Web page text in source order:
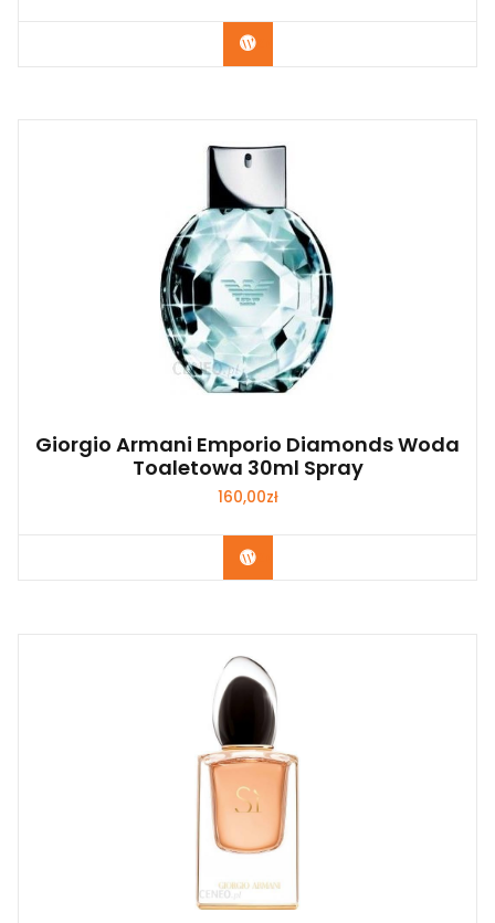
Zobacz
Giorgio Armani Emporio Diamonds Woda
Toaletowa 30ml Spray
160,00zł
Zobacz